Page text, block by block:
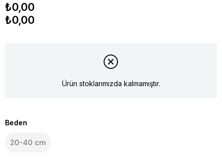
₺0,00
₺0,00
Ürün stoklarımızda kalmamıştır.
Beden
20-40 cm